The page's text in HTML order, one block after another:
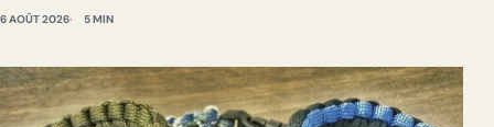
6 AOÛT 2026 5 MIN